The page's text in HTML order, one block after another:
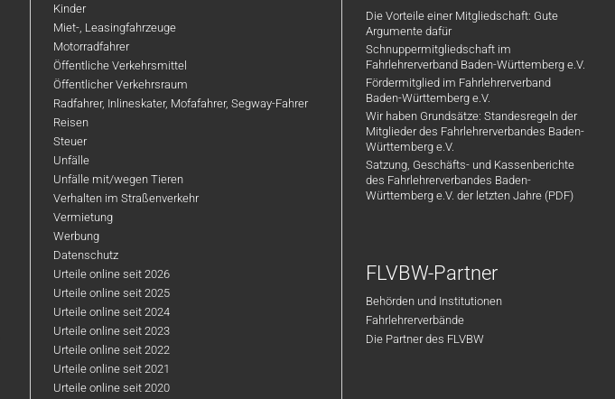
Kinder
Miet-, Leasingfahrzeuge
Motorradfahrer
Öffentliche Verkehrsmittel
Öffentlicher Verkehrsraum
Radfahrer, Inlineskater, Mofafahrer, Segway-Fahrer
Reisen
Steuer
Unfälle
Unfälle mit/wegen Tieren
Verhalten im Straßenverkehr
Vermietung
Werbung
Datenschutz
Urteile online seit 2026
Urteile online seit 2025
Urteile online seit 2024
Urteile online seit 2023
Urteile online seit 2022
Urteile online seit 2021
Urteile online seit 2020
Die Vorteile einer Mitgliedschaft: Gute
Argumente dafür
Schnuppermitgliedschaft im
Fahrlehrerverband Baden-Württemberg e.V.
Fördermitglied im Fahrlehrerverband
Baden-Württemberg e.V.
Wir haben Grundsätze: Standesregeln der
Mitglieder des Fahrlehrerverbandes Baden-
Württemberg e.V.
Satzung, Geschäfts- und Kassenberichte
des Fahrlehrerverbandes Baden-
Württemberg e.V. der letzten Jahre (PDF)
FLVBW-Partner
Behörden und Institutionen
Fahrlehrerverbände
Die Partner des FLVBW